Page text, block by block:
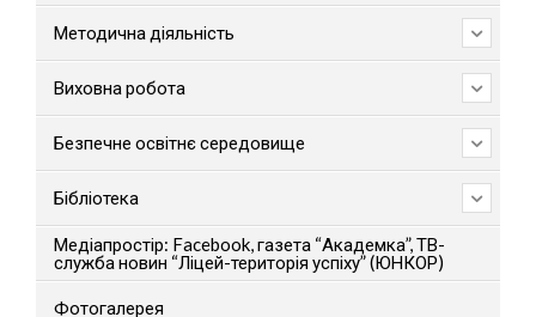
Методична діяльність
Виховна робота
Безпечне освітнє середовище
Бібліотека
Медіапростір: Facebook, газета “Академка”, ТВ-
служба новин “Ліцей-територія успіху” (ЮНКОР)
Фотогалерея